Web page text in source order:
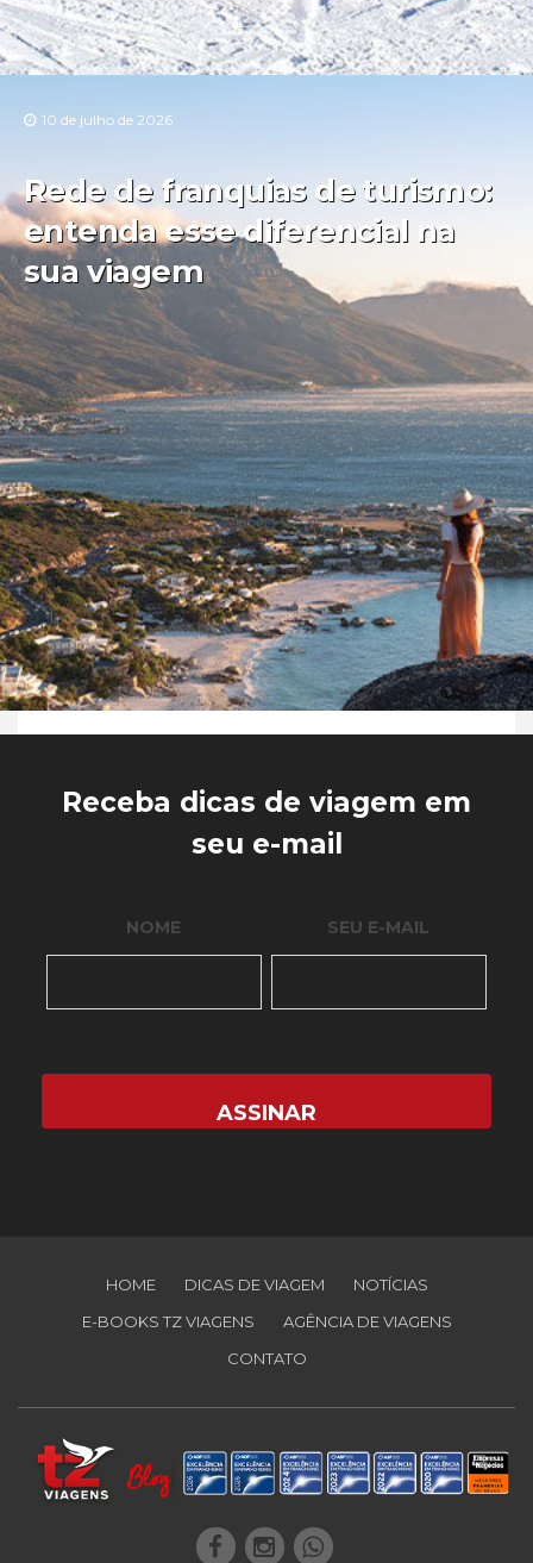
10 de julho de 2026
Rede de franquias de turismo:
entenda esse diferencial na
sua viagem
Receba dicas de viagem em
seu e-mail
NOME SEU E-MAIL
HOME DICAS DE VIAGEM
NOTÍCIAS
E-BOOKS TZ VIAGENS
AGÊNCIA DE VIAGENS
CONTATO